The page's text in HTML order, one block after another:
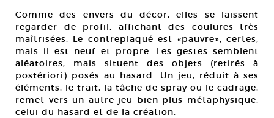
Comme des envers du décor, elles se laissent
regarder de profil, affichant des coulures très
maîtrisées. Le contreplaqué est «pauvre», certes,
mais il est neuf et propre. Les gestes semblent
aléatoires, mais situent des objets (retirés à
postériori) posés au hasard. Un jeu, réduit à ses
éléments, le trait, la tâche de spray ou le cadrage,
remet vers un autre jeu bien plus métaphysique,
celui du hasard et de la création.